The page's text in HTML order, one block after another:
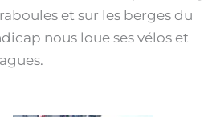
et sur les berges du
nous loue ses vélos et